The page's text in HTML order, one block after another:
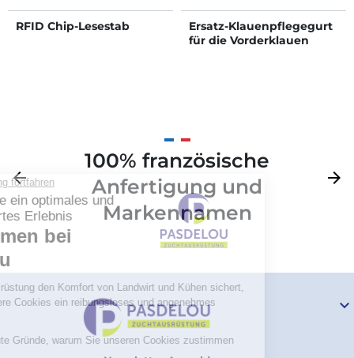
RFID Chip-Lesestab
Ersatz-Klauenpflegegurt
für die Vorderklauen
Zurück
arrow_back
100% französische
Anfertigung und
Markennamen
Weiter
arrow_forward
